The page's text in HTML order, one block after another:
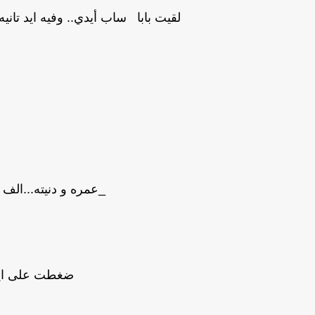
لقيت بابا ساب أيدي.. وفيه ايد
_عمره و
ضغطت على